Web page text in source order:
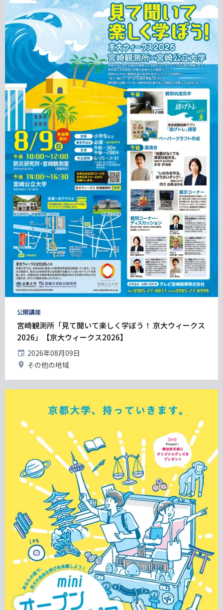
タ
グ
公開講座
宮崎観測所「見て聞いて楽しく学ぼう！ 京大ウィークス
2026」【京大ウィークス2026】
開
催
日
2026年08月09日
開
地
その他の地域